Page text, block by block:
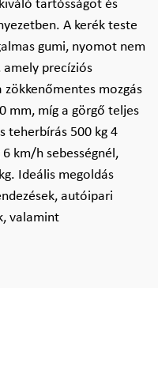
tartósságot és
A kerék teste
gumi, nyomot nem
precíziós
zökkenőmentes mozgás
mm, míg a görgő teljes
teherbírás 500 kg 4
km/h sebességnél,
Ideális megoldás
autóipari
valamint